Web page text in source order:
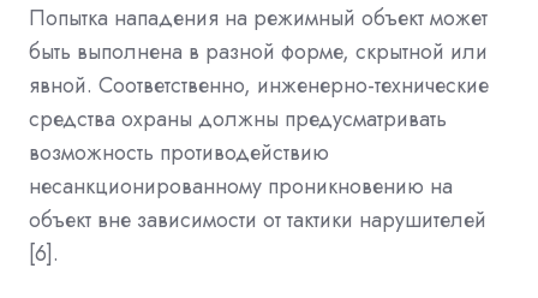
Попытка нападения на режимный объект может
быть выполнена в разной форме, скрытной или
явной. Соответственно, инженерно-технические
средства охраны должны предусматривать
возможность противодействию
несанкционированному проникновению на
объект вне зависимости от тактики нарушителей
[6].